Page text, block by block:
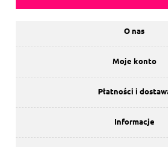
O nas
Moje konto
Płatności i
Informacje